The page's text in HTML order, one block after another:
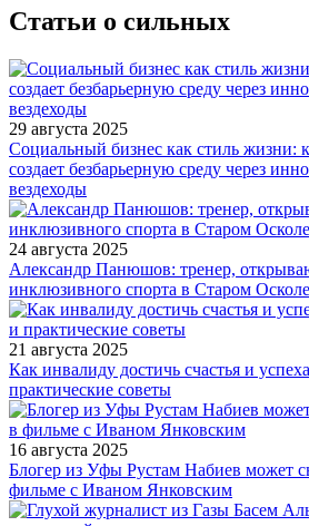
Статьи о сильных
29 августа 2025
Социальный бизнес как стиль жизни:
создает безбарьерную среду через
вездеходы
24 августа 2025
Александр Панюшов: тренер,
инклюзивного спорта в Старом Осколе
21 августа 2025
Как инвалиду достичь счастья и
практические советы
16 августа 2025
Блогер из Уфы Рустам Набиев может
фильме с Иваном Янковским